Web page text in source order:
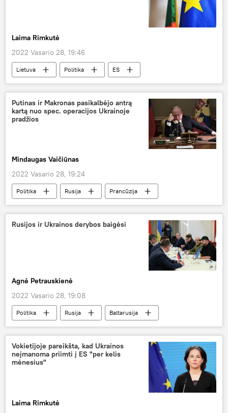
Laima Rimkutė
2022 Vasario 28, 19:46
Lietuva Politika
ES
ambasadoriai
Gitanas Nausėda
Putinas ir Makronas pasikalbėjo antrą
kartą nuo spec. operacijos Ukrainoje
pradžios
Mindaugas Vaičiūnas
2022 Vasario 28, 19:24
Politika Rusija
Prancūzija
Ukraina
Donbasas
Vladimiras Putinas
Emanuelis Makronas
Rusijos ir Ukrainos derybos baigėsi
Agnė Petrauskienė
2022 Vasario 28, 19:08
Politika Rusija
Baltarusija
Ukraina
Donbasas
Rusijos specialioji karinė operacija Donbase
Vokietijoje pareikšta, kad Ukrainos
neįmanoma priimti į ES "per kelis
mėnesius"
Laima Rimkutė